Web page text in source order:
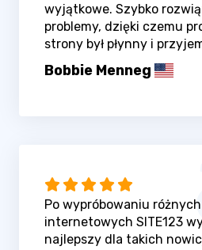
wyjątkowe. Szybko
problemy, dzięki czemu
strony był płynny i
Bobbie Menneg
Po wypróbowaniu
internetowych SITE123
najlepszy dla takich